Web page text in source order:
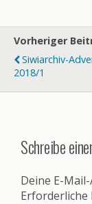
Vorheriger
Siwiarchiv-
2018/1
Schreibe
Deine E-
Erforderliche